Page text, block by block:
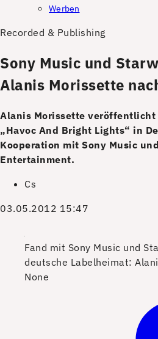
Werben
Recorded & Publishing
Sony Music und
Alanis Morissette
Alanis Morissette veröffentlicht
„Havoc And Bright Lights“ in
Kooperation mit Sony Music
Entertainment.
Cs
03.05.2012 15:47
Fand mit Sony Music und
deutsche Labelheimat:
None